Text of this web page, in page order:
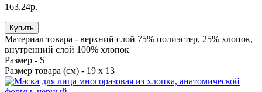
163.24р.
Купить
Материал товара - верхний слой 75% полиэстер, 25% хлопок,
внутренний слой 100% хлопок
Размер - S
Размер товара (см) - 19 х 13